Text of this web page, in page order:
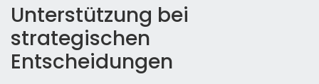
Unterstützung bei
strategischen
Entscheidungen